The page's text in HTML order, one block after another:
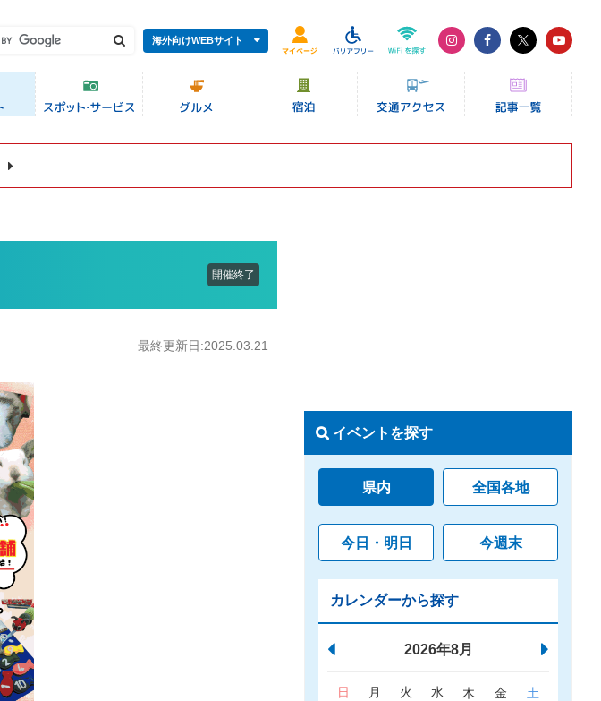
海外向けWEBサイト
開催終了
最終更新日:2025.03.21
イベントを探す
県内 全国各地
今日・明日 今週末
カレンダーから探す
2026年8月
日 月 火 水 木 金 土